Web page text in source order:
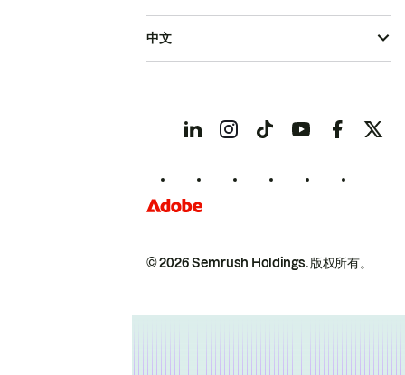
© 2026 Semrush Holdings.版权所有。
中文